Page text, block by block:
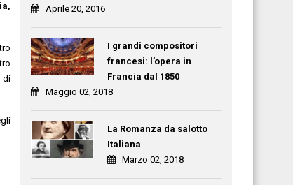
di
Aprile 20, 2016
I grandi compositori
francesi: l’opera in
Francia dal 1850
Maggio 02, 2018
La Romanza da salotto
Italiana
Marzo 02, 2018